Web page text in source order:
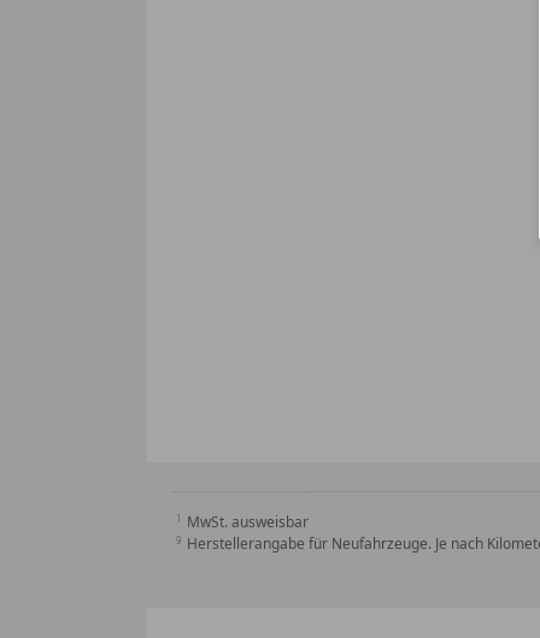
MwSt. ausweisbar
Herstellerangabe für Neufahrzeuge. Je nach